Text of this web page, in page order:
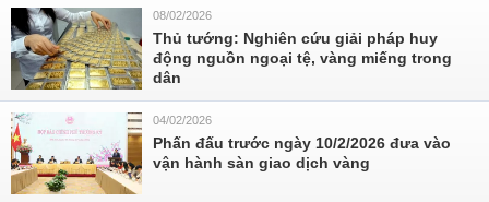
08/02/2026
Thủ tướng: Nghiên cứu giải pháp huy
động nguồn ngoại tệ, vàng miếng trong
dân
04/02/2026
Phấn đấu trước ngày 10/2/2026 đưa vào
vận hành sàn giao dịch vàng